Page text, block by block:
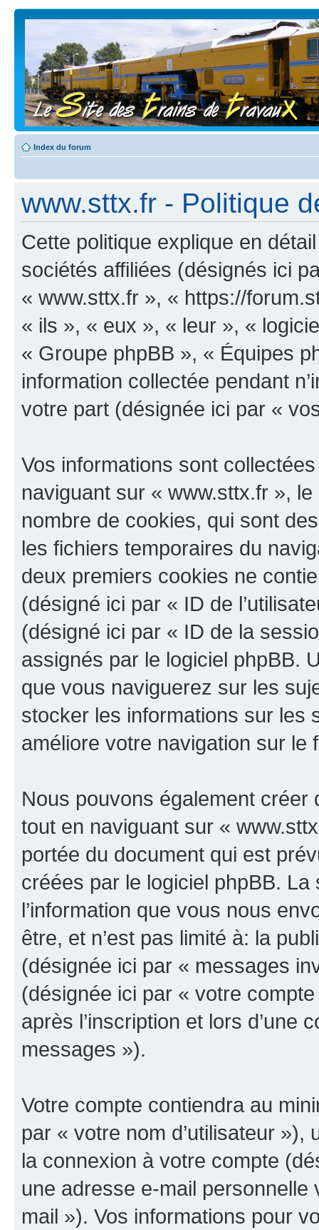
Index du forum
www.sttx.fr - Politique
Cette politique explique en
sociétés affiliées (désignés ici
« www.sttx.fr », « https://
« ils », « eux », « leur », «
« Groupe phpBB », « Équipes
information collectée pendant
votre part (désignée ici par «
Vos informations sont
naviguant sur « www.sttx.fr »,
nombre de cookies, qui sont
les fichiers temporaires du
deux premiers cookies ne
(désigné ici par « ID de
(désigné ici par « ID de la
assignés par le logiciel phpBB.
que vous naviguerez sur les
stocker les informations sur les
améliore votre navigation sur le
Nous pouvons également
tout en naviguant sur «
portée du document qui est
créées par le logiciel phpBB.
l’information que vous nous
être, et n’est pas limité à: la
(désignée ici par « messages
(désignée ici par « votre
après l’inscription et lors d’une
messages »).
Votre compte contiendra au
par « votre nom d’utilisateur
la connexion à votre compte
une adresse e-mail
mail »). Vos informations pour